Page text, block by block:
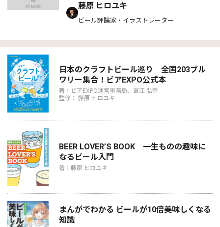
藤原 ヒロユキ
ビール評論家・イラストレーター
日本のクラフトビール巡り 全国203ブル
ワリー集合！ビアEXPO公式本
著：ビアEXPO運営事務局、富江 弘幸
監修： 藤原 ヒロユキ
BEER LOVER’S BOOK 一生ものの趣味に
なるビール入門
著：藤原 ヒロユキ
まんがでわかる ビールが10倍美味しくなる
知識